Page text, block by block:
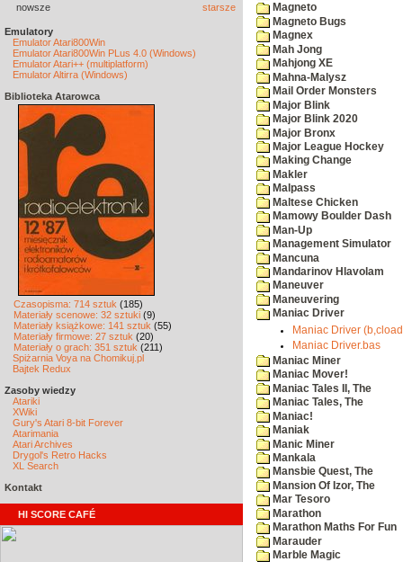
nowsze starsze
Emulatory
Emulator Atari800Win
Emulator Atari800Win PLus 4.0 (Windows)
Emulator Atari++ (multiplatform)
Emulator Altirra (Windows)
Biblioteka Atarowca
Czasopisma: 714 sztuk (185)
Materiały scenowe: 32 sztuki (9)
Materiały książkowe: 141 sztuk (55)
Materiały firmowe: 27 sztuk (20)
Materiały o grach: 351 sztuk (211)
Spiżarnia Voya na Chomikuj.pl
Bajtek Redux
Zasoby wiedzy
Atariki
XWiki
Gury's Atari 8-bit Forever
Atarimania
Atari Archives
Drygol's Retro Hacks
XL Search
Kontakt
HI SCORE CAFÉ
Magneto
Magneto Bugs
Magnex
Mah Jong
Mahjong XE
Mahna-Malysz
Mail Order Monsters
Major Blink
Major Blink 2020
Major Bronx
Major League Hockey
Making Change
Makler
Malpass
Maltese Chicken
Mamowy Boulder Dash
Man-Up
Management Simulator
Mancuna
Mandarinov Hlavolam
Maneuver
Maneuvering
Maniac Driver
Maniac Driver
Maniac Driver.bas
Maniac Miner
Maniac Mover!
Maniac Tales II, The
Maniac Tales, The
Maniac!
Maniak
Manic Miner
Mankala
Mansbie Quest, The
Mansion Of Izor, The
Mar Tesoro
Marathon
Marathon Maths For Fun
Marauder
Marble Magic